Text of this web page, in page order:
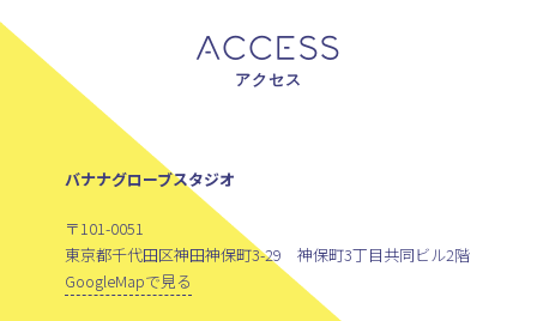
ACCESS
アクセス
バナナグローブスタジオ
〒101-0051
東京都千代田区神田神保町3-29 神保町3丁目共同ビル2階
GoogleMapで見る